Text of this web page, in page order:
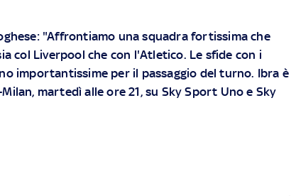
"Affrontiamo una squadra fortissima che
col Liverpool che con l'Atletico. Le sfide con i
importantissime per il passaggio del turno. Ibra è
martedì alle ore 21, su Sky Sport Uno e Sky